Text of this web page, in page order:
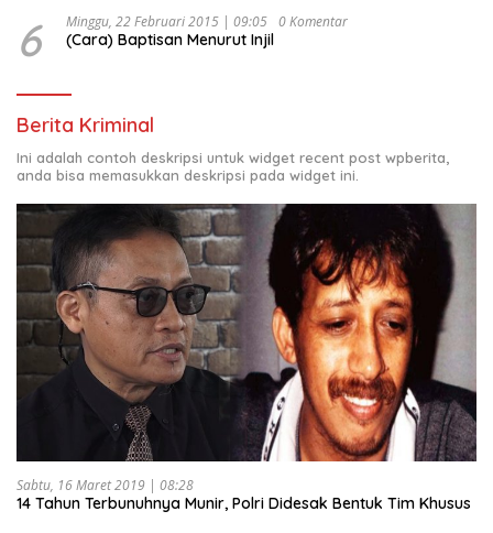
6 Minggu, 22 Februari 2015 | 09:05 0 Komentar
(Cara) Baptisan Menurut Injil
Berita Kriminal
Ini adalah contoh deskripsi untuk widget recent post wpberita,
anda bisa memasukkan deskripsi pada widget ini.
Sabtu, 16 Maret 2019 | 08:28
14 Tahun Terbunuhnya Munir, Polri Didesak Bentuk Tim Khusus